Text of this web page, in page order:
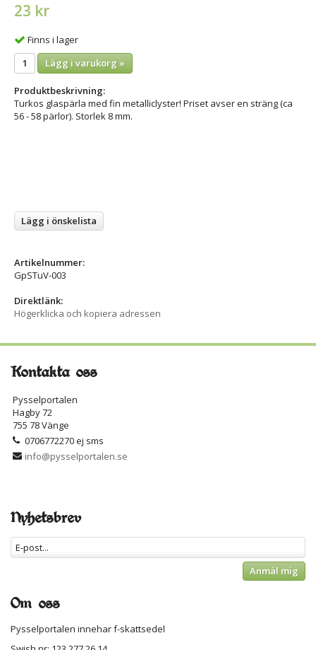
23 kr
Finns i lager
Lägg i varukorg »
Produktbeskrivning:
Turkos glaspärla med fin metalliclyster! Priset avser en sträng (ca
56 - 58 pärlor). Storlek 8 mm.
Lägg i önskelista
Artikelnummer:
GpSTuV-003
Direktlänk:
Högerklicka och kopiera adressen
Kontakta oss
Pysselportalen
Hagby 72
755 78 Vänge
0706772270 ej sms
info@pysselportalen.se
Nyhetsbrev
Anmäl mig
Om oss
Pysselportalen innehar f-skattsedel